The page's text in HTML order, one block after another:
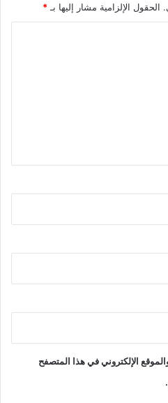
الحقول الإلزامية مشار إليها بـ *
الإلكتروني في هذا المتصفح